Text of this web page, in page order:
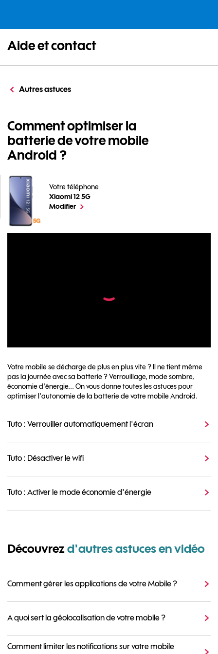
Aide et contact
Autres astuces
Comment optimiser la
batterie de votre mobile
Android ?
Votre téléphone
Xiaomi 12 5G
Comment optimiser la batterie de votre mobile
Modifierle téléphone sélectionné
Votre mobile se décharge de plus en plus vite ? Il ne tient même
pas la journée avec sa batterie ? Verrouillage, mode sombre,
économie d'énergie... On vous donne toutes les astuces pour
optimiser l'autonomie de la batterie de votre mobile Android.
Tuto : Verrouiller automatiquement l'écran
Tuto : Désactiver le wifi
Tuto : Activer le mode économie d'énergie
Découvrezd'autres astuces en vidéo
Comment gérer les applications de votre Mobile ?
A quoi sert la géolocalisation de votre mobile ?
Comment limiter les notifications sur votre mobile